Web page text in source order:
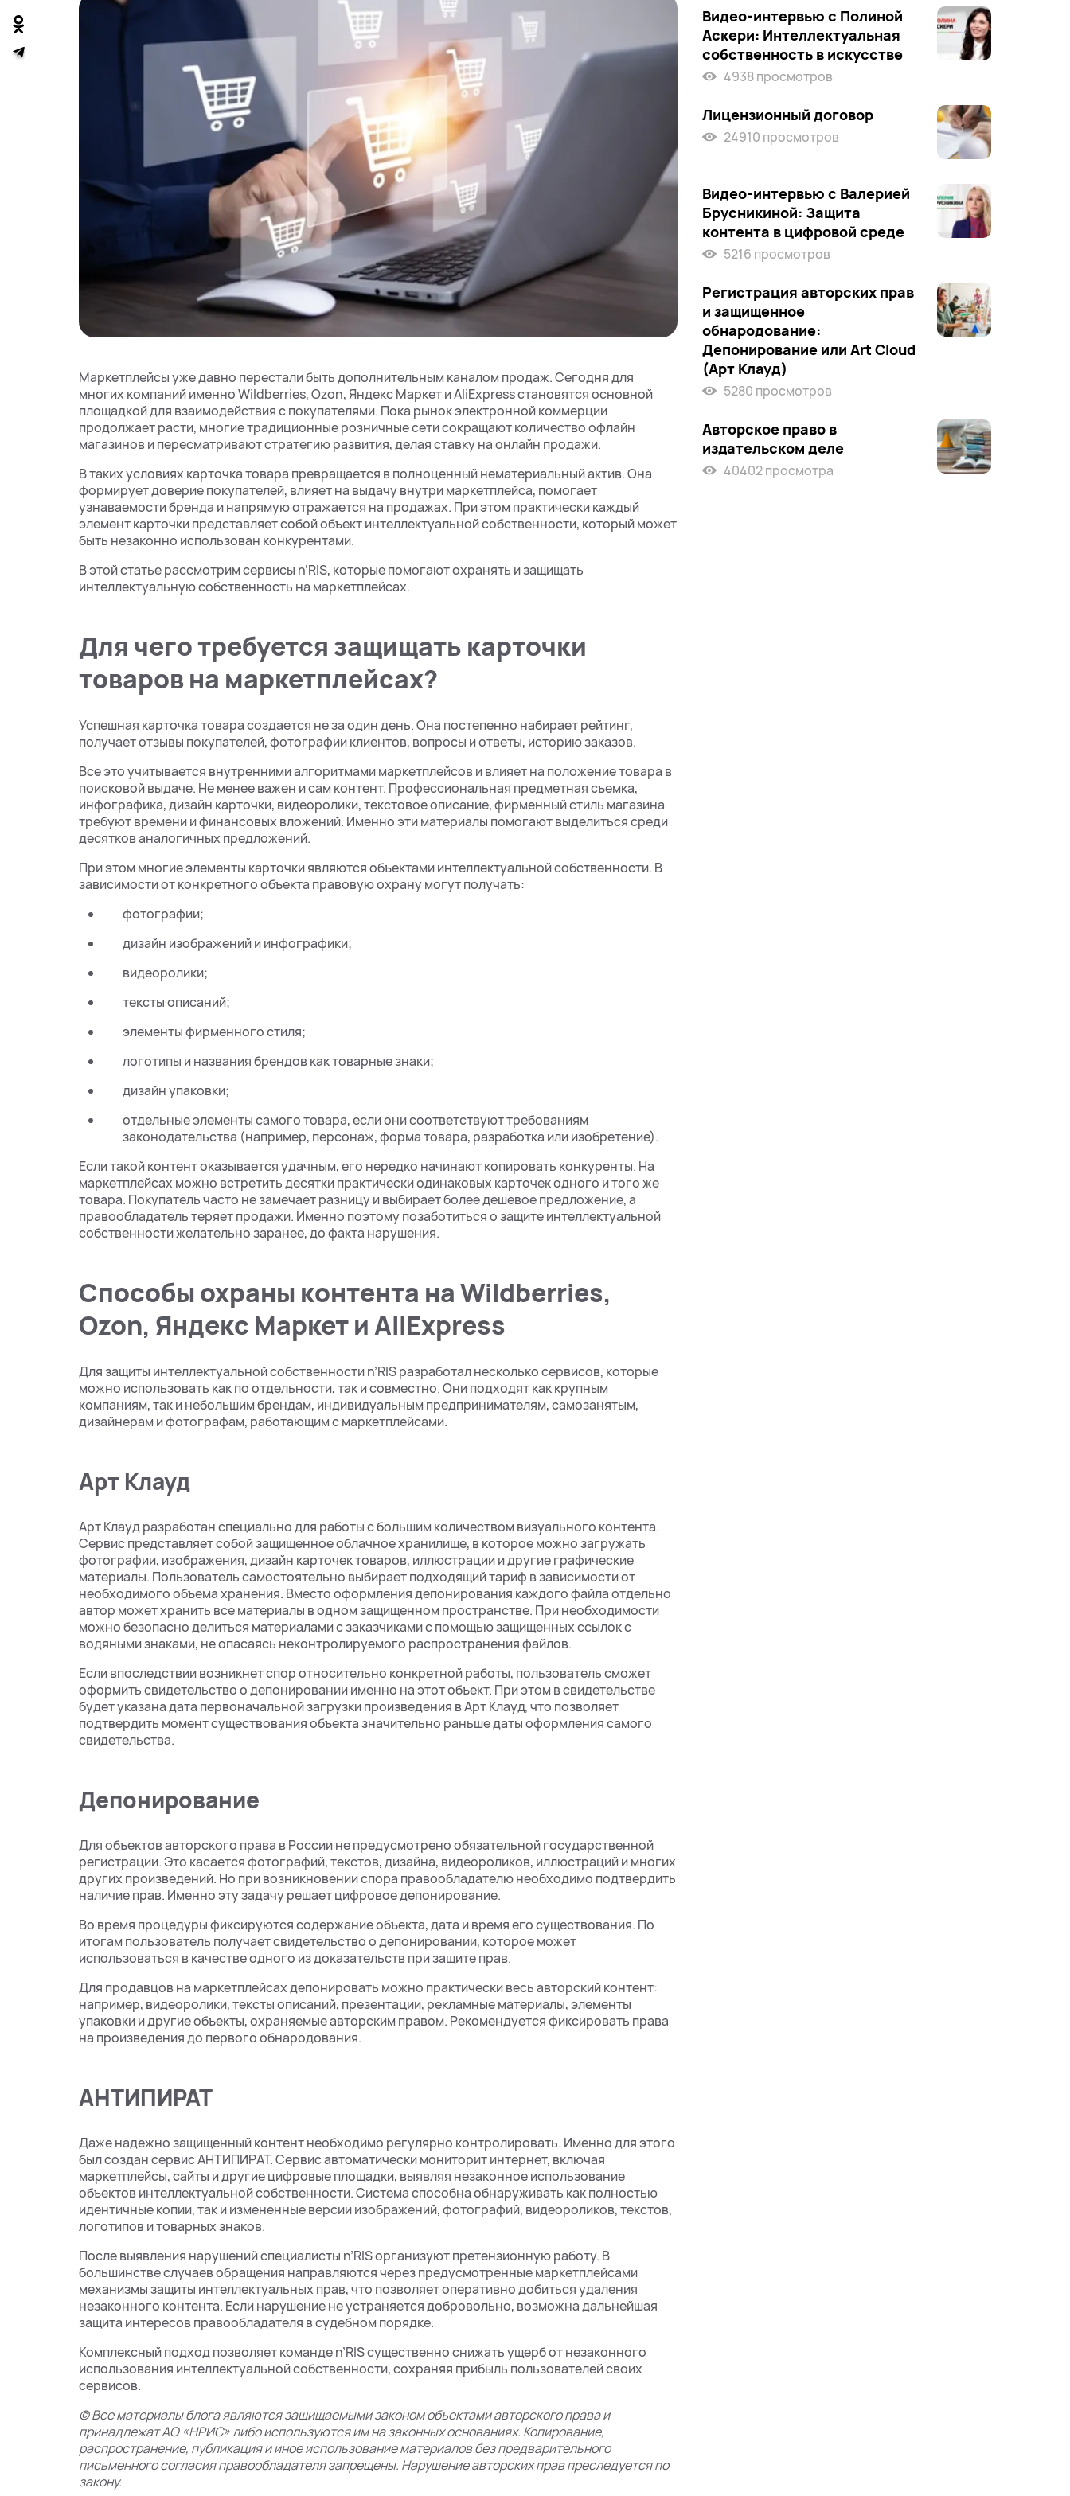
Маркетплейсы уже давно перестали быть дополнительным каналом продаж. Сегодня для
многих компаний именно Wildberries, Ozon, Яндекс Маркет и AliExpress становятся основной
площадкой для взаимодействия с покупателями. Пока рынок электронной коммерции
продолжает расти, многие традиционные розничные сети сокращают количество офлайн
магазинов и пересматривают стратегию развития, делая ставку на онлайн продажи.
В таких условиях карточка товара превращается в полноценный нематериальный актив. Она
формирует доверие покупателей, влияет на выдачу внутри маркетплейса, помогает
узнаваемости бренда и напрямую отражается на продажах. При этом практически каждый
элемент карточки представляет собой объект интеллектуальной собственности, который может
быть незаконно использован конкурентами.
В этой статье рассмотрим сервисы n’RIS, которые помогают охранять и защищать
интеллектуальную собственность на маркетплейсах.
Для чего требуется защищать карточки
товаров на маркетплейсах?
Успешная карточка товара создается не за один день. Она постепенно набирает рейтинг,
получает отзывы покупателей, фотографии клиентов, вопросы и ответы, историю заказов.
Все это учитывается внутренними алгоритмами маркетплейсов и влияет на положение товара в
поисковой выдаче. Не менее важен и сам контент. Профессиональная предметная съемка,
инфографика, дизайн карточки, видеоролики, текстовое описание, фирменный стиль магазина
требуют времени и финансовых вложений. Именно эти материалы помогают выделиться среди
десятков аналогичных предложений.
При этом многие элементы карточки являются объектами интеллектуальной собственности. В
зависимости от конкретного объекта правовую охрану могут получать:
фотографии;
дизайн изображений и инфографики;
видеоролики;
тексты описаний;
элементы фирменного стиля;
логотипы и названия брендов как товарные знаки;
дизайн упаковки;
отдельные элементы самого товара, если они соответствуют требованиям
законодательства (например, персонаж, форма товара, разработка или изобретение).
Если такой контент оказывается удачным, его нередко начинают копировать конкуренты. На
маркетплейсах можно встретить десятки практически одинаковых карточек одного и того же
товара. Покупатель часто не замечает разницу и выбирает более дешевое предложение, а
правообладатель теряет продажи. Именно поэтому позаботиться о защите интеллектуальной
собственности желательно заранее, до факта нарушения.
Способы охраны контента на Wildberries,
Ozon, Яндекс Маркет и AliExpress
Для защиты интеллектуальной собственности n’RIS разработал несколько сервисов, которые
можно использовать как по отдельности, так и совместно. Они подходят как крупным
компаниям, так и небольшим брендам, индивидуальным предпринимателям, самозанятым,
дизайнерам и фотографам, работающим с маркетплейсами.
Арт Клауд
Арт Клауд разработан специально для работы с большим количеством визуального контента.
Сервис представляет собой защищенное облачное хранилище, в которое можно загружать
фотографии, изображения, дизайн карточек товаров, иллюстрации и другие графические
материалы. Пользователь самостоятельно выбирает подходящий тариф в зависимости от
необходимого объема хранения. Вместо оформления депонирования каждого файла отдельно
автор может хранить все материалы в одном защищенном пространстве. При необходимости
можно безопасно делиться материалами с заказчиками с помощью защищенных ссылок с
водяными знаками, не опасаясь неконтролируемого распространения файлов.
Если впоследствии возникнет спор относительно конкретной работы, пользователь сможет
оформить свидетельство о депонировании именно на этот объект. При этом в свидетельстве
будет указана дата первоначальной загрузки произведения в Арт Клауд, что позволяет
подтвердить момент существования объекта значительно раньше даты оформления самого
свидетельства.
Депонирование
Для объектов авторского права в России не предусмотрено обязательной государственной
регистрации. Это касается фотографий, текстов, дизайна, видеороликов, иллюстраций и многих
других произведений. Но при возникновении спора правообладателю необходимо подтвердить
наличие прав. Именно эту задачу решает цифровое депонирование.
Во время процедуры фиксируются содержание объекта, дата и время его существования. По
итогам пользователь получает свидетельство о депонировании, которое может
использоваться в качестве одного из доказательств при защите прав.
Для продавцов на маркетплейсах депонировать можно практически весь авторский контент:
например, видеоролики, тексты описаний, презентации, рекламные материалы, элементы
упаковки и другие объекты, охраняемые авторским правом. Рекомендуется фиксировать права
на произведения до первого обнародования.
АНТИПИРАТ
Даже надежно защищенный контент необходимо регулярно контролировать. Именно для этого
был создан сервис АНТИПИРАТ. Сервис автоматически мониторит интернет, включая
маркетплейсы, сайты и другие цифровые площадки, выявляя незаконное использование
объектов интеллектуальной собственности. Система способна обнаруживать как полностью
идентичные копии, так и измененные версии изображений, фотографий, видеороликов, текстов,
логотипов и товарных знаков.
После выявления нарушений специалисты n’RIS организуют претензионную работу. В
большинстве случаев обращения направляются через предусмотренные маркетплейсами
механизмы защиты интеллектуальных прав, что позволяет оперативно добиться удаления
незаконного контента. Если нарушение не устраняется добровольно, возможна дальнейшая
защита интересов правообладателя в судебном порядке.
Комплексный подход позволяет команде n’RIS существенно снижать ущерб от незаконного
использования интеллектуальной собственности, сохраняя прибыль пользователей своих
сервисов.
© Все материалы блога являются защищаемыми законом объектами авторского права и
принадлежат АО «НРИС» либо используются им на законных основаниях. Копирование,
распространение, публикация и иное использование материалов без предварительного
письменного согласия правообладателя запрещены. Нарушение авторских прав преследуется по
закону.
Видео-интервью с Полиной
Аскери: Интеллектуальная
собственность в искусстве
4938 просмотров
Лицензионный договор
24910 просмотров
Видео-интервью с Валерией
Брусникиной: Защита
контента в цифровой среде
5216 просмотров
Регистрация авторских прав
и защищенное
обнародование:
Депонирование или Art Cloud
(Арт Клауд)
5280 просмотров
Авторское право в
издательском деле
40402 просмотра